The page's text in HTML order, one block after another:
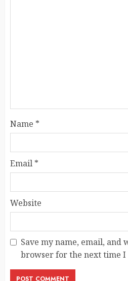
Name *
Email *
Website
Save my name, email, and
browser for the next time I